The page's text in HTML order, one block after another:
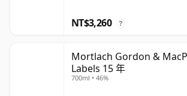
NT$3,260 ?
Mortlach Gordon &
Labels 15 年
700ml • 46%